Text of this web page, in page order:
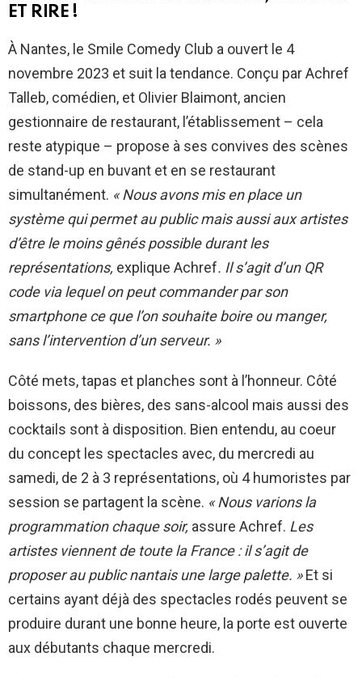
ET RIRE !
À Nantes, le Smile Comedy Club a ouvert le 4
novembre 2023 et suit la tendance. Conçu par Achref
Talleb, comédien, et Olivier Blaimont, ancien
gestionnaire de restaurant, l’établissement – cela
reste atypique – propose à ses convives des scènes
de stand-up en buvant et en se restaurant
simultanément. « Nous avons mis en place un
système qui permet au public mais aussi aux artistes
d’être le moins gênés possible durant les
représentations, explique Achref. Il s’agit d’un QR
code via lequel on peut commander par son
smartphone ce que l’on souhaite boire ou manger,
sans l’intervention d’un serveur. »
Côté mets, tapas et planches sont à l’honneur. Côté
boissons, des bières, des sans-alcool mais aussi des
cocktails sont à disposition. Bien entendu, au coeur
du concept les spectacles avec, du mercredi au
samedi, de 2 à 3 représentations, où 4 humoristes par
session se partagent la scène. « Nous varions la
programmation chaque soir, assure Achref. Les
artistes viennent de toute la France : il s’agit de
proposer au public nantais une large palette. »Et si
certains ayant déjà des spectacles rodés peuvent se
produire durant une bonne heure, la porte est ouverte
aux débutants chaque mercredi.